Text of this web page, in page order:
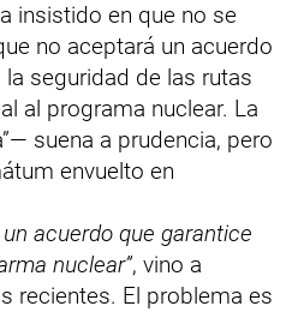
insistido en que no se
no aceptará un acuerdo
seguridad de las rutas
al programa nuclear. La
suena a prudencia, pero
envuelto en
acuerdo que garantice
nuclear”, vino a
recientes. El problema es